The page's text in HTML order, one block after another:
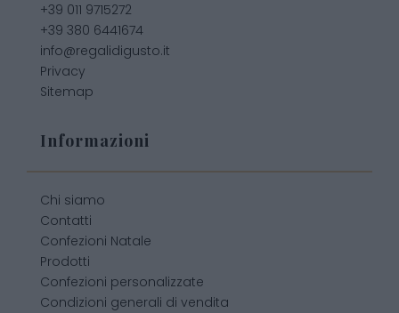
+39 011 9715272
+39 380 6441674
info@regalidigusto.it
Privacy
Sitemap
Informazioni
Chi siamo
Contatti
Confezioni Natale
Prodotti
Confezioni personalizzate
Condizioni generali di vendita